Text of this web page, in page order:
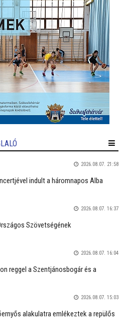
2026.08.07. 21:58
indult a háromnapos Alba
2026.08.07. 16:37
Szövetségének
2026.08.07. 16:04
reggel a Szentjánosbogár és a
2026.08.07. 15:03
alakulatra emlékeztek a repülős